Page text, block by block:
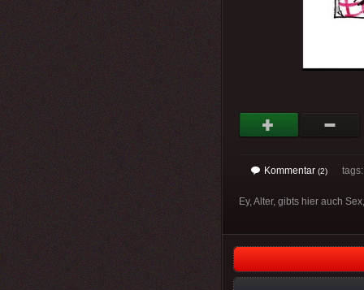
Kommentar (2) tags:
Ey, Alter, gibts hier auch